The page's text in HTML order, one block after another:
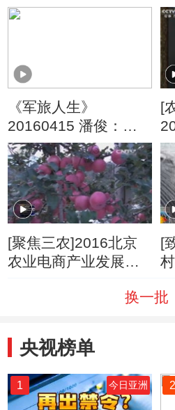
《军旅人生》
20160415 潘俊：铁
拳练精兵
[
[聚焦三农]2016北京
农业电商产业发展峰
[
换一批
央视榜单
1 今日亚洲 2